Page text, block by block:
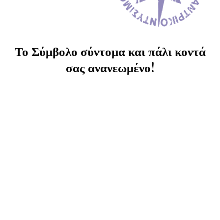
Το Σύμβολο σύντομα και πάλι κοντά
σας ανανεωμένο!